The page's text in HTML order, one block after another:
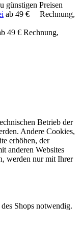
günstigen Preisen
ab 49 €
Rechnung,
49 € Rechnung,
Betrieb der
Andere Cookies,
erhöhen, der
anderen Websites
werden nur mit Ihrer
Shops notwendig.